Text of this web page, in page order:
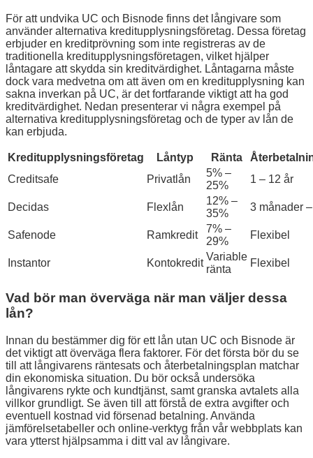
För att undvika UC och Bisnode finns det långivare som
använder alternativa kreditupplysningsföretag. Dessa företag
erbjuder en kreditprövning som inte registreras av de
traditionella kreditupplysningsföretagen, vilket hjälper
låntagare att skydda sin kreditvärdighet. Låntagarna måste
dock vara medvetna om att även om en kreditupplysning kan
sakna inverkan på UC, är det fortfarande viktigt att ha god
kreditvärdighet. Nedan presenterar vi några exempel på
alternativa kreditupplysningsföretag och de typer av lån de
kan erbjuda.
Kreditupplysningsföretag Låntyp Ränta
Creditsafe
Privatlån
5% –
25%
1 – 12 år
Decidas Flexlån
12% –
35%
3 månader
Safenode Ramkredit
7% –
29%
Flexibel
Instantor Kontokredit
Variable
ränta
Flexibel
Vad bör man överväga när man väljer dessa
lån?
Innan du bestämmer dig för ett lån utan UC och Bisnode är
det viktigt att överväga flera faktorer. För det första bör du se
till att långivarens räntesats och återbetalningsplan matchar
din ekonomiska situation. Du bör också undersöka
långivarens rykte och kundtjänst, samt granska avtalets alla
villkor grundligt. Se även till att förstå de extra avgifter och
eventuell kostnad vid försenad betalning. Använda
jämförelsetabeller och online-verktyg från vår webbplats kan
vara ytterst hjälpsamma i ditt val av långivare.